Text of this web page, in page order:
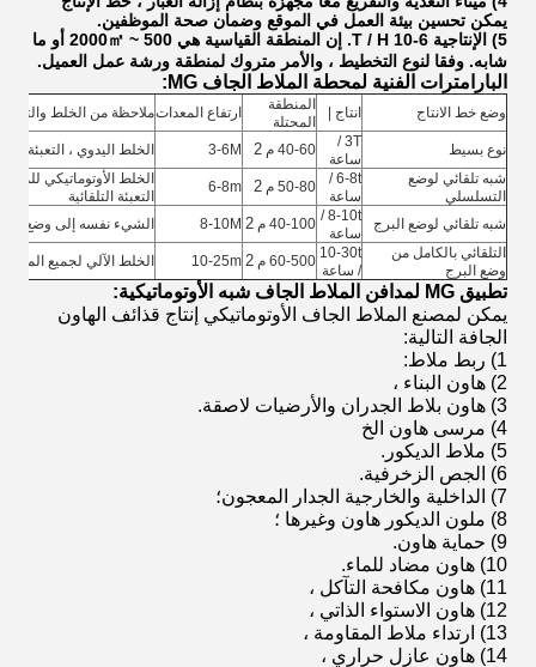
يمكن تحسين بيئة العمل في الموقع وضمان صحة الموظفين.
5) الإنتاجية 6-10 T / H. إن المنطقة القياسية هي 500 ~ 2000㎡ أو ما
شابه. وفقا لنوع التخطيط ، والأمر متروك لمنطقة ورشة عمل العميل.
البارامترات الفنية لمحطة الملاط الجاف MG:
وضع خط الانتاج انتاج |
المنطقة
المحتلة
ارتفاع المعداتملاحظة من الخلط والتعبئة
نوع بسيط
3T /
ساعة
40-60 م 2
3-6M
الخلط اليدوي ، التعبئة
شبه تلقائي لوضع
التسلسلي
6-8t /
ساعة
50-80 م 2
6-8m
الخلط الأوتوماتيكي
التعبئة التلقائية
شبه تلقائي لوضع البرج
8-10t /
ساعة
40-100 م 2
8-10M
الشيء نفسه إلى وضع
التلقائي بالكامل من
وضع البرج
10-30t
/ ساعة
60-500 م 2
10-25m الخلط الآلي لجميع المواد
تطبيق MG لمدافن الملاط الجاف شبه الأوتوماتيكية:
يمكن لمصنع الملاط الجاف الأوتوماتيكي إنتاج قذائف الهاون
الجافة التالية:
1) ربط ملاط:
2) هاون البناء ،
3) هاون بلاط الجدران والأرضيات لاصقة.
4) مرسى هاون الخ
5) ملاط ​​الديكور.
6) الجص الزخرفية.
7) الداخلية والخارجية الجدار المعجون؛
8) ملون الديكور هاون وغيرها ؛
9) حماية هاون.
10) هاون مضاد للماء.
11) هاون مكافحة التآكل ،
12) هاون الاستواء الذاتي ،
13) ارتداء ملاط ​​المقاومة ،
14) هاون عازل حراري ،